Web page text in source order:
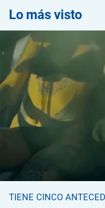
Lo más visto
TIENE CINCO